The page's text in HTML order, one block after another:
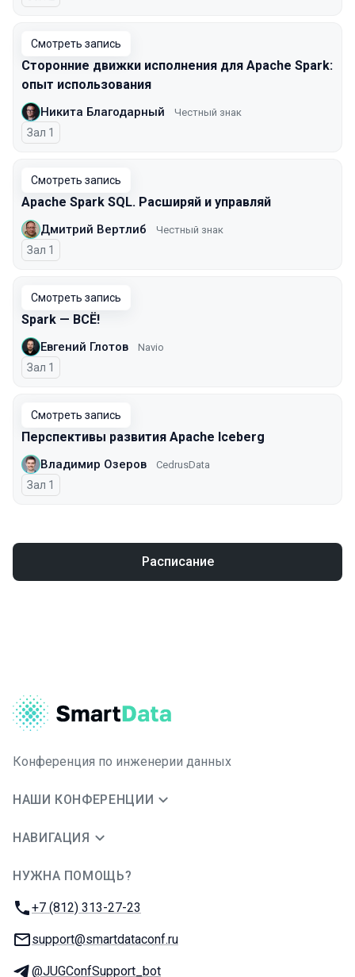
Смотреть запись
Сторонние движки исполнения для Apache Spark:
опыт использования
Никита Благодарный Честный знак
Зал 1
Смотреть запись
Apache Spark SQL. Расширяй и управляй
Дмитрий Вертлиб Честный знак
Зал 1
Смотреть запись
Spark — ВСЁ!
Евгений Глотов Navio
Зал 1
Смотреть запись
Перспективы развития Apache Iceberg
Владимир Озеров CedrusData
Зал 1
Расписание
Конференция по инженерии данных
НАШИ КОНФЕРЕНЦИИ
НАВИГАЦИЯ
НУЖНА ПОМОЩЬ?
Телефон:
+7 (812) 313-27-23
E-mail:
support@smartdataconf.ru
Телеграм:
@JUGConfSupport_bot